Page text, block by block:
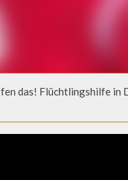
das! Flüchtlingshilfe in